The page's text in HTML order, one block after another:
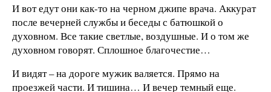
И вот едут они как-то на черном джипе врача. Аккурат
после вечерней службы и беседы с батюшкой о
духовном. Все такие светлые, воздушные. И о том же
духовном говорят. Сплошное благочестие…
И видят – на дороге мужик валяется. Прямо на
проезжей части. И тишина… И вечер темный еще.